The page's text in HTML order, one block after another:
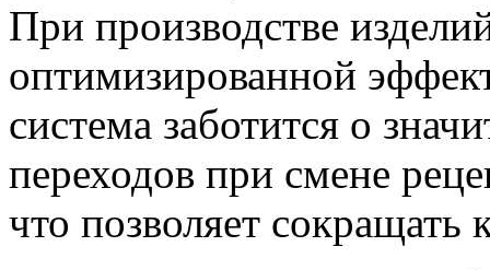
При производстве
оптимизированной
система заботится о
переходов при смене
что позволяет сокращать